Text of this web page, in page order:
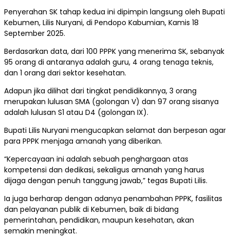
Penyerahan SK tahap kedua ini dipimpin langsung oleh Bupati
Kebumen, Lilis Nuryani, di Pendopo Kabumian, Kamis 18
September 2025.
Berdasarkan data, dari 100 PPPK yang menerima SK, sebanyak
95 orang di antaranya adalah guru, 4 orang tenaga teknis,
dan 1 orang dari sektor kesehatan.
Adapun jika dilihat dari tingkat pendidikannya, 3 orang
merupakan lulusan SMA (golongan V) dan 97 orang sisanya
adalah lulusan S1 atau D4 (golongan IX).
Bupati Lilis Nuryani mengucapkan selamat dan berpesan agar
para PPPK menjaga amanah yang diberikan.
“Kepercayaan ini adalah sebuah penghargaan atas
kompetensi dan dedikasi, sekaligus amanah yang harus
dijaga dengan penuh tanggung jawab,” tegas Bupati Lilis.
Ia juga berharap dengan adanya penambahan PPPK, fasilitas
dan pelayanan publik di Kebumen, baik di bidang
pemerintahan, pendidikan, maupun kesehatan, akan
semakin meningkat.